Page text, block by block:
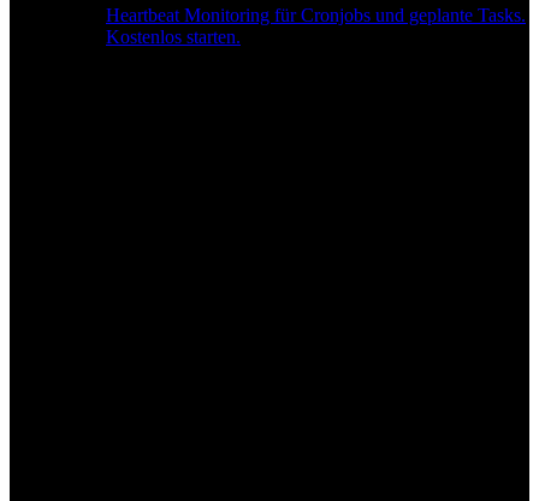
Heartbeat Monitoring für Cronjobs und geplante Tasks.
Kostenlos starten.